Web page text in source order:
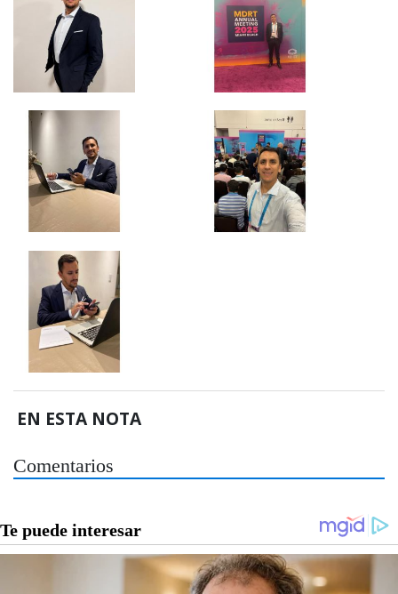
EN ESTA NOTA
Comentarios